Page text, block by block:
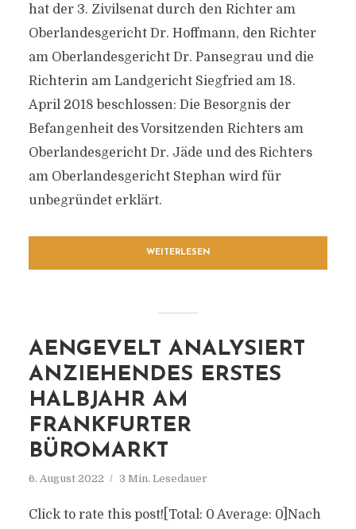
hat der 3. Zivilsenat durch den Richter am
Oberlandesgericht Dr. Hoffmann, den Richter
am Oberlandesgericht Dr. Pansegrau und die
Richterin am Landgericht Siegfried am 18.
April 2018 beschlossen: Die Besorgnis der
Befangenheit des Vorsitzenden Richters am
Oberlandesgericht Dr. Jäde und des Richters
am Oberlandesgericht Stephan wird für
unbegründet erklärt.
WEITERLESEN
AENGEVELT ANALYSIERT
ANZIEHENDES ERSTES
HALBJAHR AM
FRANKFURTER
BÜROMARKT
6. August 2022 3 Min. Lesedauer
Click to rate this post![Total: 0 Average: 0]Nach